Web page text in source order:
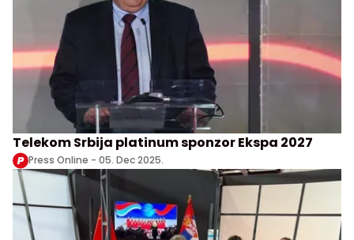
Telekom Srbija platinum sponzor Ekspa 2027
Press Online - 05. Dec 2025.